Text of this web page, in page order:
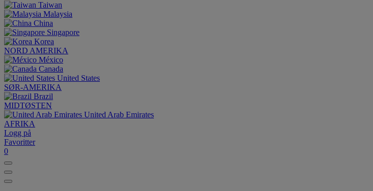
Taiwan
Malaysia
China
Singapore
Korea
NORD AMERIKA
México
Canada
United States
SØR-AMERIKA
Brazil
MIDTØSTEN
United Arab Emirates
AFRIKA
Logg på
Favoritter
0